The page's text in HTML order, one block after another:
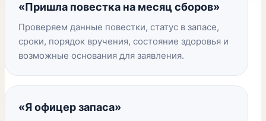
«Пришла повестка на месяц сборов»
Проверяем данные повестки, статус в запасе,
сроки, порядок вручения, состояние здоровья и
возможные основания для заявления.
«Я офицер запаса»